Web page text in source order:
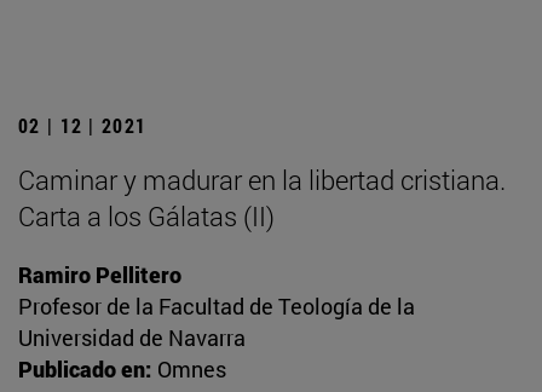
02 | 12 | 2021
Caminar y madurar en la libertad cristiana.
Carta a los Gálatas (II)
Ramiro Pellitero
Profesor de la Facultad de Teología de la
Universidad de Navarra
Publicado en: Omnes